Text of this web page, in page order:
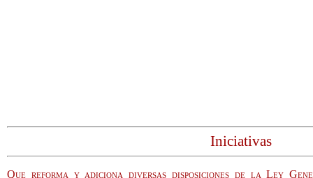
Iniciativas
Que reforma y adiciona diversas disposiciones de la Ley